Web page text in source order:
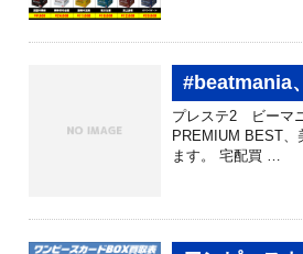
#beatmania
プレステ2 ビーマ
PREMIUM BEST、
ます。 宅配買 …